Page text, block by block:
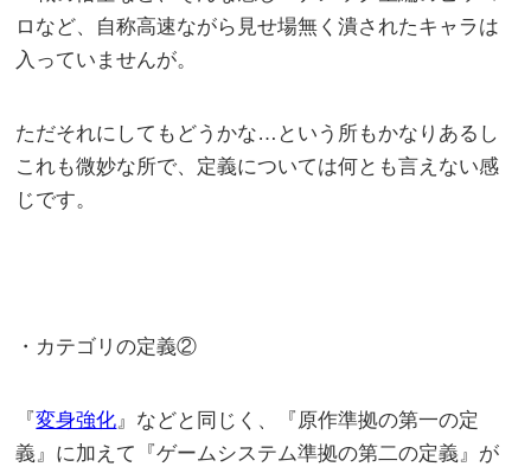
ロなど、自称高速ながら見せ場無く潰されたキャラは
入っていませんが。
ただそれにしてもどうかな…という所もかなりあるし
これも微妙な所で、定義については何とも言えない感
じです。
・カテゴリの定義②
『変身強化 』などと同じく、『原作準拠の第一の定
義』に加えて『ゲームシステム準拠の第二の定義』が